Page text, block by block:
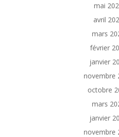
mai
avril
mars
février
janvier
novembre
octobre
mars
janvier
novembre